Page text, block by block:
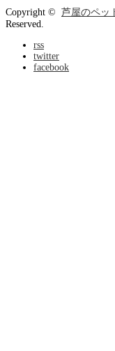
Copyright © 芦屋のペッ
Reserved.
rss
twitter
facebook